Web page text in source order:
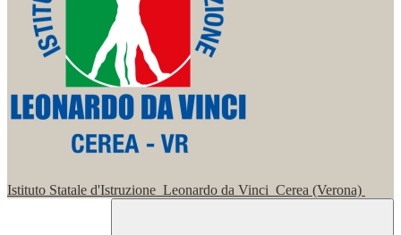
Istituto Statale d'Istruzione Leonardo da Vinci Cerea (Verona)